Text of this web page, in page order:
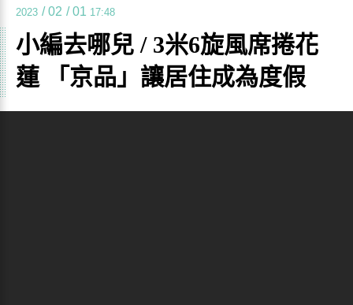
2023 / 02 / 01 17:48
小編去哪兒 / 3米6旋風席捲花
蓮 「京品」讓居住成為度假